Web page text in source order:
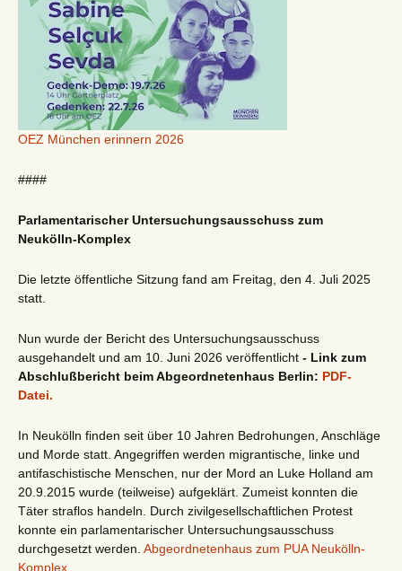
OEZ München erinnern 2026
####
Parlamentarischer Untersuchungsausschuss zum
Neukölln-Komplex
Die letzte öffentliche Sitzung fand am Freitag, den 4. Juli 2025
statt.
Nun wurde der Bericht des Untersuchungsausschuss
ausgehandelt und am 10. Juni 2026 veröffentlicht - Link zum
Abschlußbericht beim Abgeordnetenhaus Berlin: PDF-
Datei.
In Neukölln finden seit über 10 Jahren Bedrohungen, Anschläge
und Morde statt. Angegriffen werden migrantische, linke und
antifaschistische Menschen, nur der Mord an Luke Holland am
20.9.2015 wurde (teilweise) aufgeklärt. Zumeist konnten die
Täter straflos handeln. Durch zivilgesellschaftlichen Protest
konnte ein parlamentarischer Untersuchungsausschuss
durchgesetzt werden. Abgeordnetenhaus zum PUA Neukölln-
Komplex